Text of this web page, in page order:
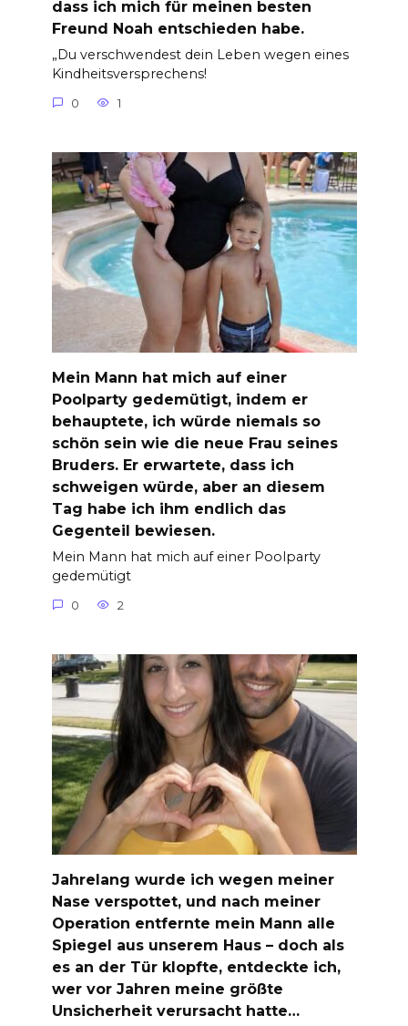
dass ich mich für meinen besten
Freund Noah entschieden habe.
„Du verschwendest dein Leben wegen eines
Kindheitsversprechens!
0 1
Mein Mann hat mich auf einer
Poolparty gedemütigt, indem er
behauptete, ich würde niemals so
schön sein wie die neue Frau seines
Bruders. Er erwartete, dass ich
schweigen würde, aber an diesem
Tag habe ich ihm endlich das
Gegenteil bewiesen.
Mein Mann hat mich auf einer Poolparty
gedemütigt
0 2
Jahrelang wurde ich wegen meiner
Nase verspottet, und nach meiner
Operation entfernte mein Mann alle
Spiegel aus unserem Haus – doch als
es an der Tür klopfte, entdeckte ich,
wer vor Jahren meine größte
Unsicherheit verursacht hatte…